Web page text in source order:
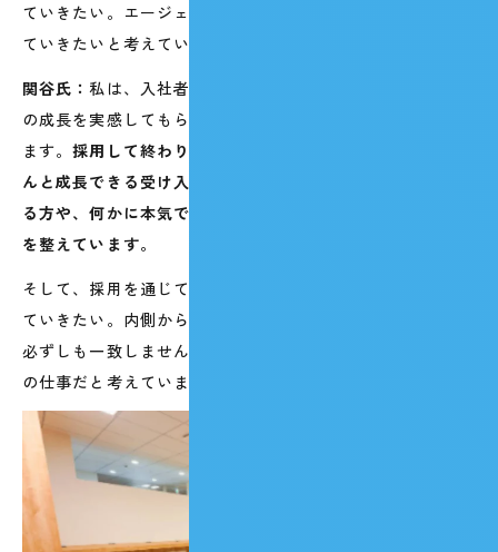
ていきたい。エージェントとの情報連携を、さらに密にし
ていきたいと考えています。
関谷氏：私は、入社者が増えているなかでも、一人ひとり
の成長を実感してもらえる組織にしていきたいと考えてい
ます。採用して終わりではなく、入社いただいた方がきち
んと成長できる受け入れ体制を整える。初めて正社員にな
る方や、何かに本気で打ち込んできた方も歓迎できる体制
を整えています。
そして、採用を通じてバイセルの良さをもっと外に発信し
ていきたい。内側から見える良さと外から見える良さは、
必ずしも一致しません。その両方を橋渡しするのが、採用
の仕事だと考えています。